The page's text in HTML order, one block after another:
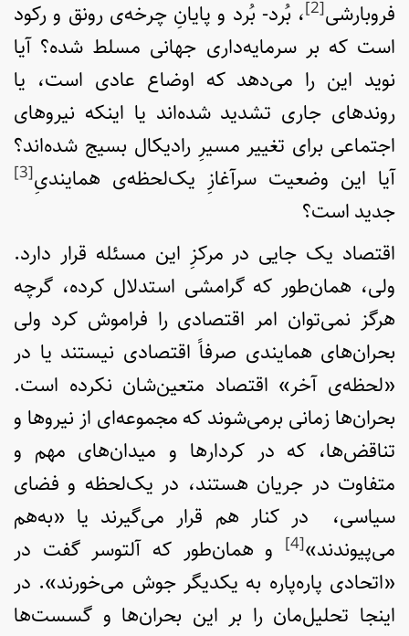
فروبارشی[2]
، بُرد- بُرد و پایانِ چرخه‌ی رونق ‌و رکود
است که بر سرمایه‌داری جهانی مسلط شده؟ آیا
نوید این را می‌دهد که اوضاع عادی است، یا
روندهای جاری تشدید شده‌اند یا اینکه نیروهای
اجتماعی برای تغییر مسیرِ رادیکال بسیج شده‌اند؟
آیا این وضعیت سرآغازِ یک‌لحظه‌ی همایندیِ[3]
جدید است؟
اقتصاد یک جایی در مرکزِ این مسئله قرار دارد.
ولی، همان‌طور که گرامشی استدلال کرده، گرچه
هرگز نمی‌توان امر اقتصادی را فراموش کرد ولی
بحران‌های همایندی صرفاً اقتصادی نیستند یا در
«لحظه‌ی آخر» اقتصاد متعین‌شان نکرده است.
بحران‌ها زمانی برمی‌شوند که مجموعه‌ای از نیروها و
تناقض‌ها، که در کردارها و میدان‌های مهم و
متفاوت در جریان هستند، در یک‌لحظه و فضای
سیاسی، در کنار هم قرار می‌گیرند یا «به‌هم
می‌پیوندند»[4]
و همان‌طور که آلتوسر گفت در
«اتحادی پاره‌پاره به یکدیگر جوش می‌خورند». در
اینجا تحلیل‌مان را بر این بحران‌ها و گسست‌ها